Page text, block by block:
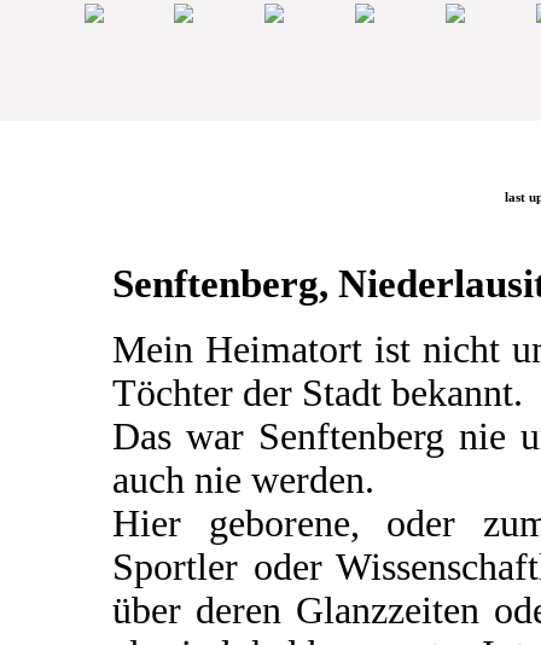
last
Senftenberg,
Mein Heimatort ist nicht
Töchter der Stadt bekannt.
Das war Senftenberg nie
auch nie werden.
Hier geborene, oder
Sportler oder
über deren Glanzzeiten